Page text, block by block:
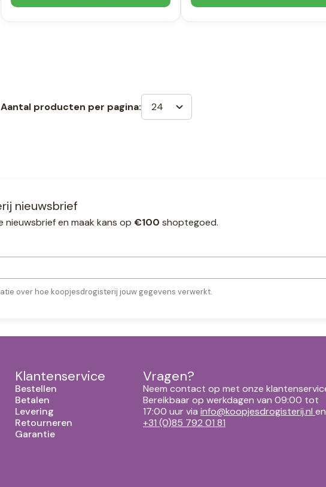
Aantal producten per pagina: 24
nieuwsbrief
nieuwsbrief en maak kans op €100 shoptegoed.
over hoe koopjesdrogisterij jouw gegevens verwerkt.
Klantenservice
Bestellen
Betalen
Levering
Retourneren
Garantie
Vragen?
Neem contact op met onze
Bereikbaar op werkdagen van 09:00 tot
17:00 uur via info@koopjesdrogisterij.nl en
+31 (0)85 792 01 81